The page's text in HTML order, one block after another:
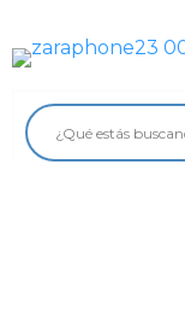
contenidoMóviles
Impolutos